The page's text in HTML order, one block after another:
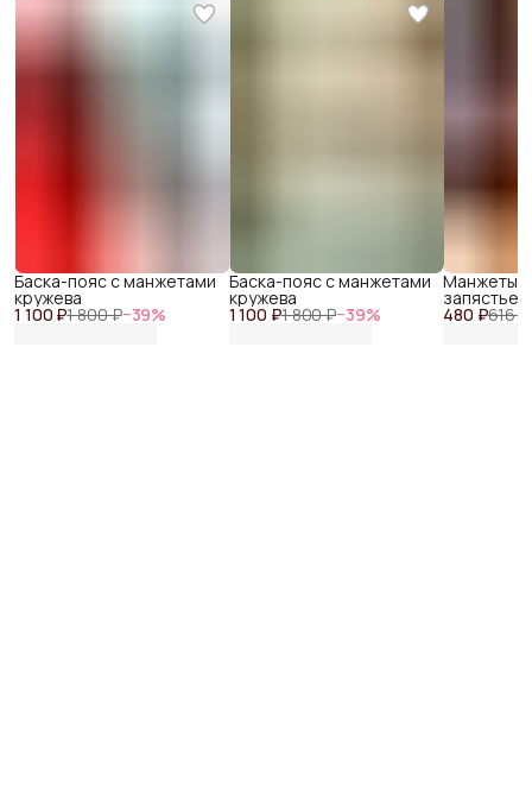
1 100 ₽1 800 ₽−39%
Баска-пояс с манжетами
кружева
1 100 ₽1 800 ₽−39%
Баска-пояс с манжетами
кружева
480 ₽616 ₽
Манжеты
запястье